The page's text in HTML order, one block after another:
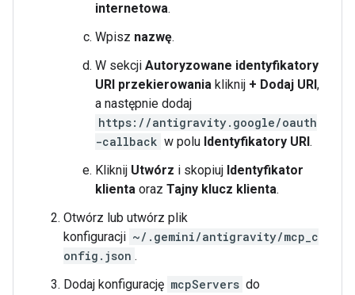
internetowa.
Wpisz nazwę.
W sekcji Autoryzowane identyfikatory
URI przekierowania kliknij + Dodaj URI,
a następnie dodaj
https://antigravity.google/oauth
-callback w polu Identyfikatory URI.
Kliknij Utwórz i skopiuj Identyfikator
klienta oraz Tajny klucz klienta.
Otwórz lub utwórz plik
konfiguracji ~/.gemini/antigravity/mcp_c
onfig.json .
Dodaj konfigurację mcpServers do